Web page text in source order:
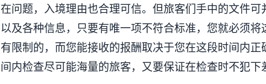
在问题，入境理由也合理可信。但旅客们手中的文件
以及各种信息，只要有唯一项不符合标准，您就必须
有限制的，而您能接收的报酬取决于您在这段时间内
间内检查尽可能海量的旅客，又要保证在检查时不犯下